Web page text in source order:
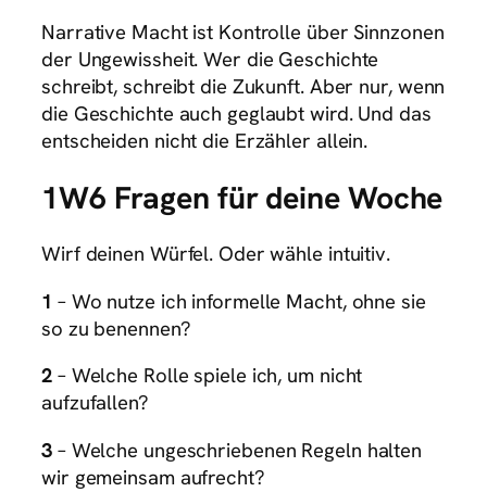
Narrative Macht ist Kontrolle über Sinnzonen
der Ungewissheit. Wer die Geschichte
schreibt, schreibt die Zukunft. Aber nur, wenn
die Geschichte auch geglaubt wird. Und das
entscheiden nicht die Erzähler allein.
1W6 Fragen für deine Woche
Wirf deinen Würfel. Oder wähle intuitiv.
1 – Wo nutze ich informelle Macht, ohne sie
so zu benennen?
2– Welche Rolle spiele ich, um nicht
aufzufallen?
3– Welche ungeschriebenen Regeln halten
wir gemeinsam aufrecht?